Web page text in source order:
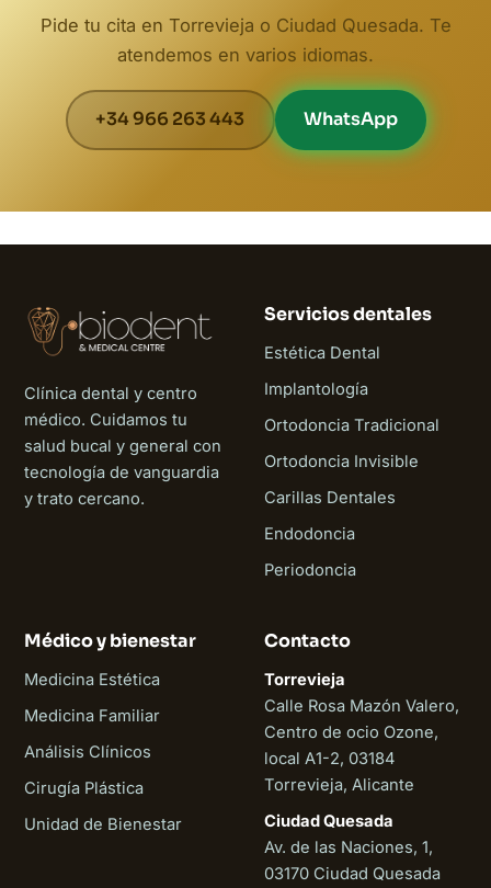
Pide tu cita en Torrevieja o Ciudad Quesada. Te
atendemos en varios idiomas.
+34 966 263 443 WhatsApp
Clínica dental y centro
médico. Cuidamos tu
salud bucal y general con
tecnología de vanguardia
y trato cercano.
Servicios dentales
Estética Dental
Implantología
Ortodoncia Tradicional
Ortodoncia Invisible
Carillas Dentales
Endodoncia
Periodoncia
Médico y bienestar
Medicina Estética
Medicina Familiar
Análisis Clínicos
Cirugía Plástica
Unidad de Bienestar
Contacto
Torrevieja
Calle Rosa Mazón Valero,
Centro de ocio Ozone,
local A1-2, 03184
Torrevieja, Alicante
Ciudad Quesada
Av. de las Naciones, 1,
03170 Ciudad Quesada